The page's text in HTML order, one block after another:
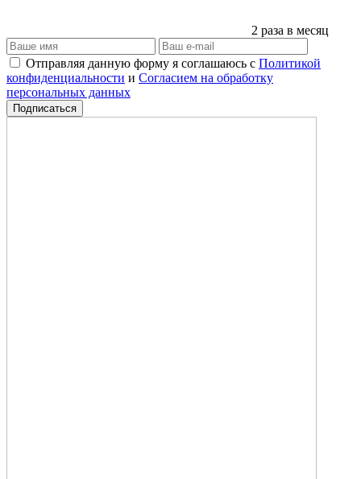
2 раза в месяц
Отправляя данную форму я соглашаюсь с Политикой
конфиденциальности и Согласием на обработку
персональных данных
Подписаться